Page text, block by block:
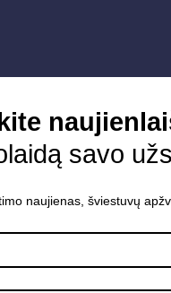
savo
naujienas, šviestuvų